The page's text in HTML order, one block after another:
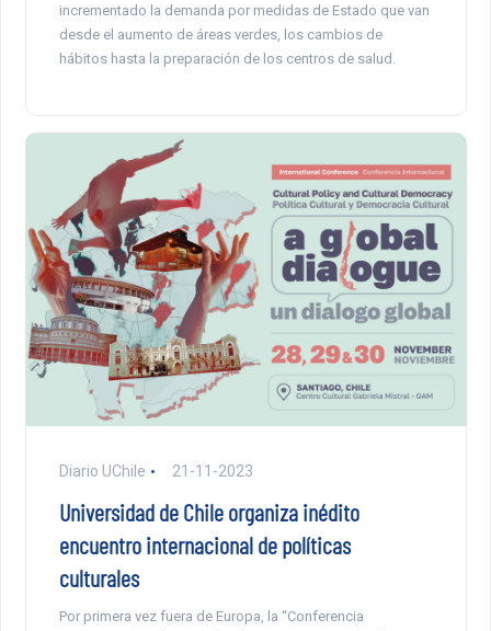
incrementado la demanda por medidas de Estado que van
desde el aumento de áreas verdes, los cambios de
hábitos hasta la preparación de los centros de salud.
Diario UChile 21-11-2023
Universidad de Chile organiza inédito
encuentro internacional de políticas
culturales
Por primera vez fuera de Europa, la “Conferencia